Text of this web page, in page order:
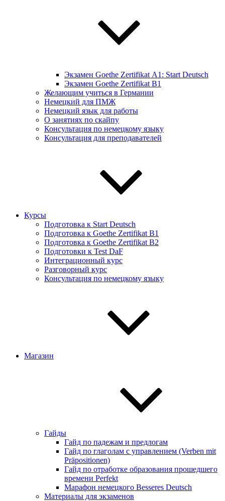
Экзамен Goethe Zertifikat А1: Start Deutsch
Экзамен Goethe Zertifikat B1
Желающим учиться в Германии
Немецкий для ПМЖ
Немецкий язык для работы
О занятиях по скайпу
Консультация по немецкому языку
Консультация для преподавателей
Курсы
Подготовка к Start Deutsch
Подготовка к Goethe Zertifikat B1
Подготовка к Goethe Zertifikat B2
Подготовки к Test DaF
Интеграционный курс
Разговорный курс
Консультация по немецкому языку
Магазин
Гайды
Гайд по падежам и предлогам
Гайд по глаголам с управлением (Verben mit
Präpositionen)
Гайд по отработке образования прошедшего
времени Perfekt
Марафон немецкого Besseres Deutsch
Материалы для экзаменов